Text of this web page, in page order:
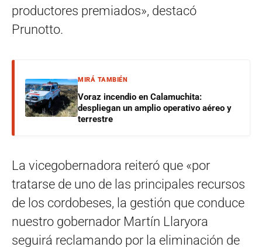
productores premiados», destacó
Prunotto.
MIRÁ TAMBIÉN
Voraz incendio en Calamuchita:
despliegan un amplio operativo aéreo y
terrestre
La vicegobernadora reiteró que «por
tratarse de uno de las principales recursos
de los cordobeses, la gestión que conduce
nuestro gobernador Martín Llaryora
seguirá reclamando por la eliminación de